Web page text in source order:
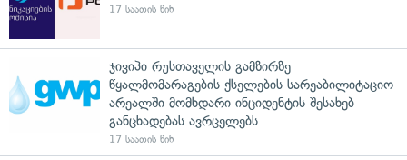
17 საათის წინ
ჯივიპი რუსთაველის გამზირზე
წყალმომარაგების ქსელების სარეაბილიტაციო
არეალში მომხდარი ინციდენტის შესახებ
განცხადებას ავრცელებს
17 საათის წინ